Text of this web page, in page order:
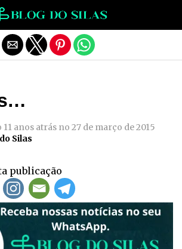
11 anos atrás no 27 de março de 2015
Silas
publicação
Sair da versão mobile